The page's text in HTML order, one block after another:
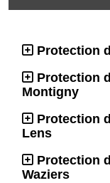
Protection
Protection
Montigny
Protection
Lens
Protection
Waziers